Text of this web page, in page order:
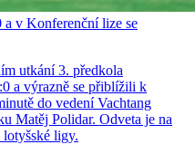
a v Konferenční lize se
utkání 3. předkola
a výrazně se přiblížili k
do vedení Vachtang
Matěj Polidar. Odveta je na
lotyšské ligy.